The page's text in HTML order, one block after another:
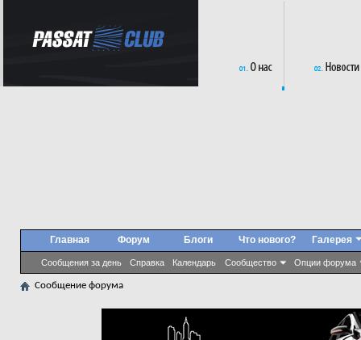
Главная Форум
Сообщения за день Справка Календарь Сообщество Опции форума
Блоги Что нового? Галерея
Сообщение форума